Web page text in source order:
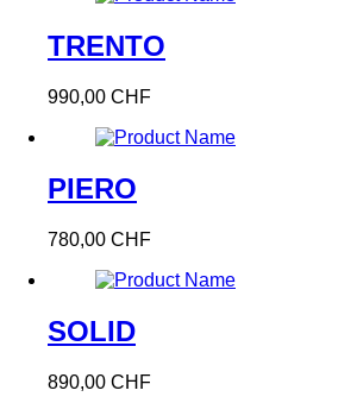
TRENTO
990,00 CHF
PIERO
780,00 CHF
SOLID
890,00 CHF